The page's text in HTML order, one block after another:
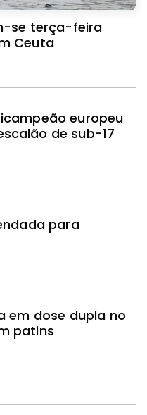
se terça-feira
Ceuta
europeu
de sub-17
para
em dose dupla no
patins